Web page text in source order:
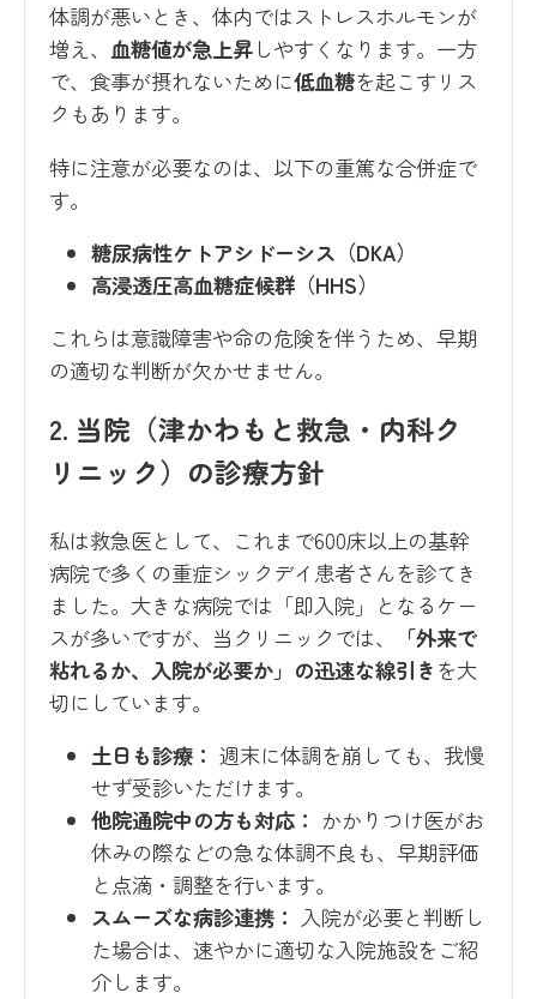
体調が悪いとき、体内ではストレスホルモンが
増え、 血糖値が急上昇しやすくなります。一方
で、食事が摂れないために低血糖を起こすリス
クもあります。
特に注意が必要なのは、以下の重篤な合併症で
す。
糖尿病性ケトアシドーシス（DKA）
高浸透圧高血糖症候群（HHS）
これらは意識障害や命の危険を伴うため、早期
の適切な判断が欠かせません。
2. 当院（津かわもと救急・内科ク
リニック）の診療方針
私は救急医として、これまで600床以上の基幹
病院で多くの重症シックデイ患者さんを診てき
ました。大きな病院では「即入院」となるケー
スが多いですが、当クリニックでは、
「外来で
粘れるか、入院が必要か」の迅速な線引き を大
切にしています。
土日も診療： 週末に体調を崩しても、我慢
せず受診いただけます。
他院通院中の方も対応： かかりつけ医がお
休みの際などの急な体調不良も、早期評価
と点滴・調整を行います。
スムーズな病診連携： 入院が必要と判断し
た場合は、速やかに適切な入院施設をご紹
介します。